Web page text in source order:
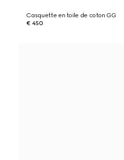
Casquette en toile de coton GG
€ 450